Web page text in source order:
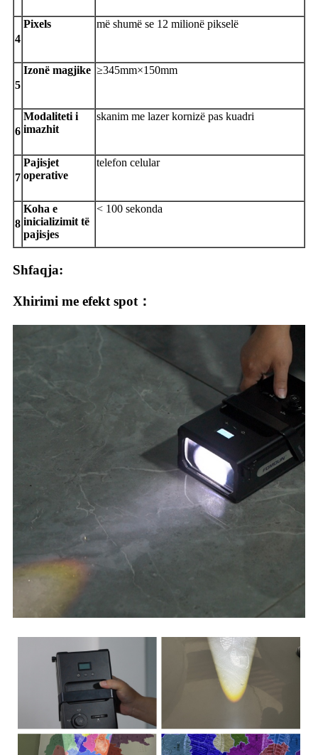
4
Pixels më shumë se 12 milionë pikselë
5
Izonë magjike ≥345mm×150mm
6
Modaliteti i
imazhit
skanim me lazer kornizë pas kuadri
7
Pajisjet
operative
telefon celular
8
Koha e
inicializimit të
pajisjes
< 100 sekonda
Shfaqja:
Xhirimi me efekt spot：